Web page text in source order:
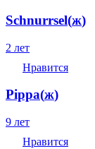
Schnurrsel(ж)
2 лет
Нравится
Pippa(ж)
9 лет
Нравится